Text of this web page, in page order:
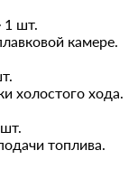
1 шт.
камере.
холостого хода.
топлива.